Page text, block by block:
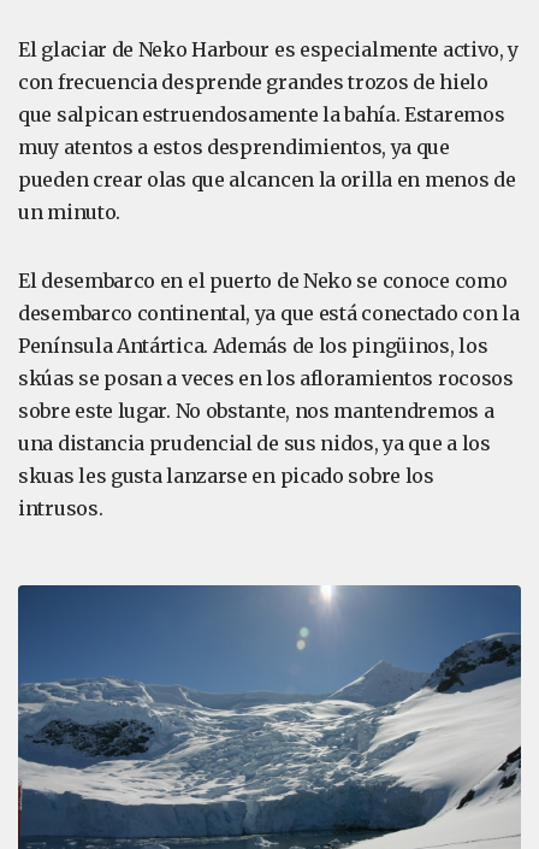
El glaciar de Neko Harbour es especialmente activo, y
con frecuencia desprende grandes trozos de hielo
que salpican estruendosamente la bahía. Estaremos
muy atentos a estos desprendimientos, ya que
pueden crear olas que alcancen la orilla en menos de
un minuto.
El desembarco en el puerto de Neko se conoce como
desembarco continental, ya que está conectado con la
Península Antártica. Además de los pingüinos, los
skúas se posan a veces en los afloramientos rocosos
sobre este lugar. No obstante, nos mantendremos a
una distancia prudencial de sus nidos, ya que a los
skuas les gusta lanzarse en picado sobre los
intrusos.